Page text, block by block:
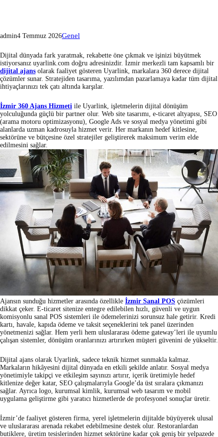
admin4 Temmuz 2026Genel
Dijital dünyada fark yaratmak, rekabette öne çıkmak ve işinizi büyütmek
istiyorsanız uyarlink.com doğru adresinizdir. İzmir merkezli tam kapsamlı bir
dijital ajans olarak faaliyet gösteren Uyarlink, markalara 360 derece dijital
çözümler sunar. Stratejiden tasarıma, yazılımdan pazarlamaya kadar tüm dijital
ihtiyaçlarınızı tek çatı altında karşılar.
İzmir 360 Ajans Hizmeti ile Uyarlink, işletmelerin dijital dönüşüm
yolculuğunda güçlü bir partner olur. Web site tasarımı, e-ticaret altyapısı, SEO
(arama motoru optimizasyonu), Google Ads ve sosyal medya yönetimi gibi
alanlarda uzman kadrosuyla hizmet verir. Her markanın hedef kitlesine,
sektörüne ve bütçesine özel stratejiler geliştirerek maksimum verim elde
edilmesini sağlar.
Ajansın sunduğu hizmetler arasında özellikle İzmir Sanal POS çözümleri
dikkat çeker. E-ticaret sitenize entegre edilebilen hızlı, güvenli ve uygun
komisyonlu sanal POS sistemleri ile ödemelerinizi sorunsuz hale getirir. Kredi
kartı, havale, kapıda ödeme ve taksit seçeneklerini tek panel üzerinden
yönetmenizi sağlar. Hem yerli hem uluslararası ödeme gateway’leri ile uyumlu
çalışan sistemler, dönüşüm oranlarınızı artırırken müşteri güvenini de yükseltir.
Dijital ajans olarak Uyarlink, sadece teknik hizmet sunmakla kalmaz.
Markaların hikâyesini dijital dünyada en etkili şekilde anlatır. Sosyal medya
yönetimiyle takipçi ve etkileşim sayınızı artırır, içerik üretimiyle hedef
kitlenize değer katar, SEO çalışmalarıyla Google’da üst sıralara çıkmanızı
sağlar. Ayrıca logo, kurumsal kimlik, kurumsal web tasarım ve mobil
uygulama geliştirme gibi yaratıcı hizmetlerde de profesyonel sonuçlar üretir.
İzmir’de faaliyet gösteren firma, yerel işletmelerin dijitalde büyüyerek ulusal
ve uluslararası arenada rekabet edebilmesine destek olur. Restoranlardan
butiklere, üretim tesislerinden hizmet sektörüne kadar çok geniş bir yelpazede